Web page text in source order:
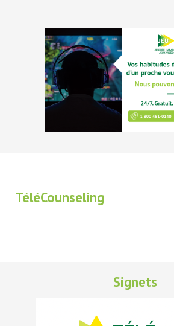
TéléCounseling
Signets